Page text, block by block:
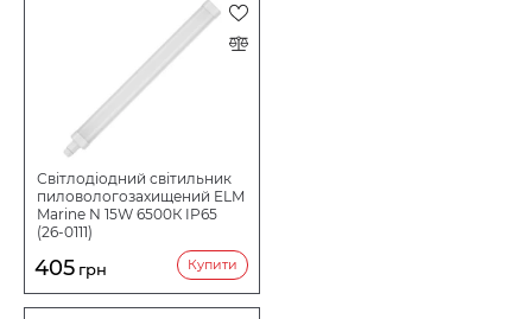
Світлодіодний світильник
пиловологозахищений ELM
Marine N 15W 6500К IP65
(26-0111)
405 грн Купити